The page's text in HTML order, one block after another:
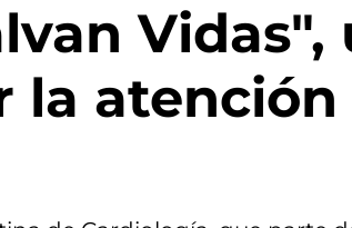
Vidas",
la atención